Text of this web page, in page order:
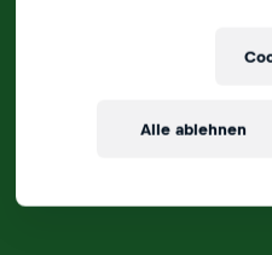
Alle ablehnen